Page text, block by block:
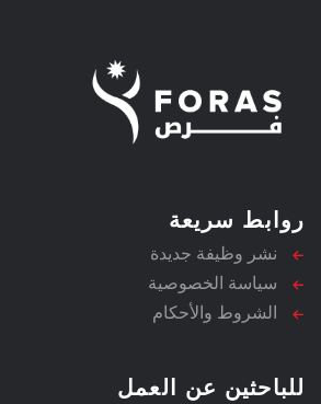
روابط سريعة
نشر وظيفة جديدة
سياسة الخصوصية
الشروط والأحكام
للباحثين عن العمل